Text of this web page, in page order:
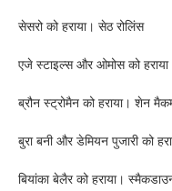
सेसरो को हराया। सेठ रोलिंस
एजे स्टाइल्स और ओमोस को
ब्रौन स्ट्रोमैन को हराया। शेन
बुरा बनी और डेमियन पुजारी को
बियांका बेलैर को हराया।